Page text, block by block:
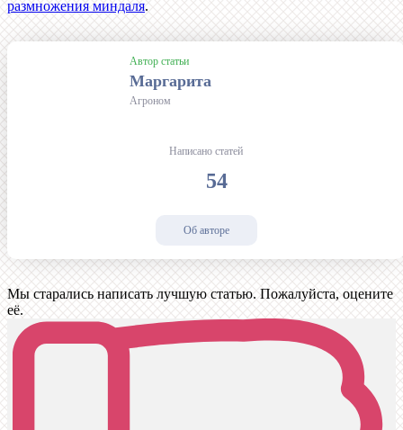
размножения миндаля.
Автор статьи
Маргарита
Агроном
Написано статей
54
Об авторе
Мы старались написать лучшую статью. Пожалуйста, оцените
её.